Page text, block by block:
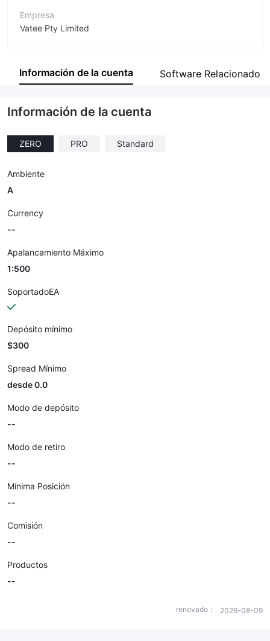
Empresa
Vatee Pty Limited
Empleado de la empresa
Información de la cuenta Software Relacionado
Información de la cuenta
ZERO PRO Standard
Ambiente
A
Currency
--
Apalancamiento Máximo
1:500
SoportadoEA
Depósito mínimo
$300
Spread Mínimo
desde 0.0
Modo de depósito
--
Modo de retiro
--
Mínima Posición
--
Comisión
--
Productos
--
renovado： 2026-08-09